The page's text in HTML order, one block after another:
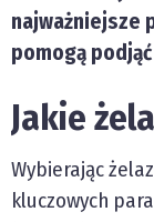
najważniejsze
pomogą
Jakie
Wybierając
kluczowych